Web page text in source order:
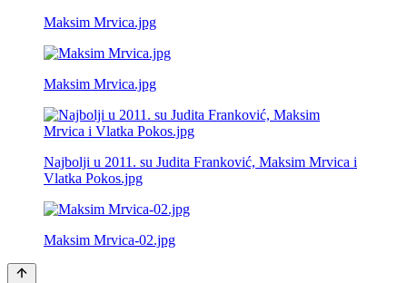
Maksim Mrvica.jpg
Maksim Mrvica.jpg
Najbolji u 2011. su Judita Franković, Maksim Mrvica i
Vlatka Pokos.jpg
Maksim Mrvica-02.jpg